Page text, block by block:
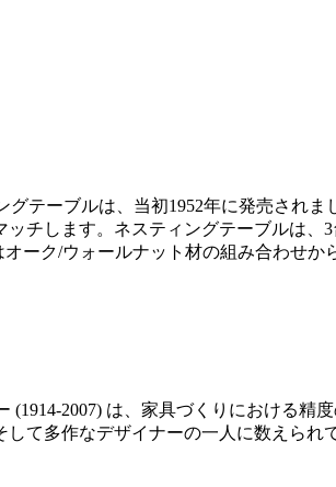
グテーブルは、当初1952年に発売され
チします。ネスティングテーブルは
ーク/ウォールナット材の組み合わせか
(1914-2007) は、家具づくりにおける
して多作なデザイナーの一人に数えら